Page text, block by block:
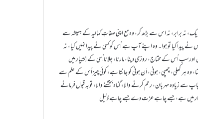
برابر، نہ اس سے بڑھ کر، وہ مع اپنی صفاتِ کمالیہ کے ہمیشہ سے
کیا تو ہوا۔ وہ اپنے آپ ہے اُس کو کسی نے پیدا نہیں کیا، نہ
اور سب اُس کے محتاج، روزی دینا، مارنا، جِلانااُسی کے اِختیار میں
کھلی، چھپی، ہونی، اَن ہونی کو جانتا ہے، کوئی چیز اُس کے علم سے
زیادہ مہربان، رحم کرنے والا، گناہ بخشنے والا، توبہ قبول فرمانے
میں ہے، جسے چاہے عزت دے جسے چاہے ذلیل